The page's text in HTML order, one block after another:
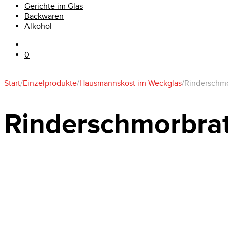
Gerichte im Glas
Backwaren
Alkohol
0
Start/Einzelprodukte/Hausmannskost im Weckglas/